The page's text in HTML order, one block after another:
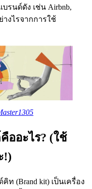
รนด์ดัง เช่น Airbnb,
างไรจากการใช้
ออะไร? (ใช้
!)
(Brand kit) เป็นเครื่อง